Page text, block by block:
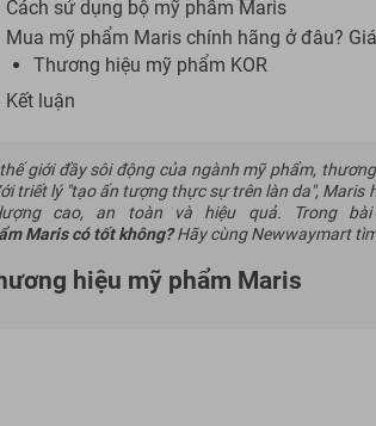
Cách sử dụng bộ mỹ phẩm Maris
Mua mỹ phẩm Maris chính hãng ở đâu?
Thương hiệu mỹ phẩm KOR
Kết luận
giới đầy sôi động của ngành mỹ phẩm,
triết lý "tạo ấn tượng thực sự trên làn da",
cao, an toàn và hiệu quả. Trong
Maris có tốt không?Hãy cùngNewwaymarttìm
hiệu mỹ phẩm Maris